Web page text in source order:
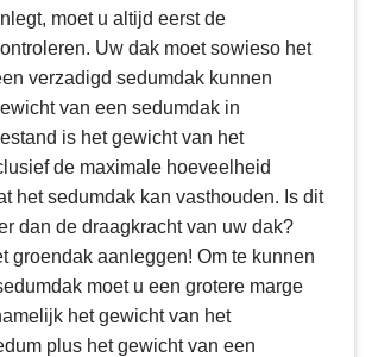
moet u altijd eerst de
Uw dak moet sowieso het
verzadigd sedumdak kunnen
van een sedumdak in
is het gewicht van het
de maximale hoeveelheid
het sedumdak kan vasthouden. Is dit
dan de draagkracht van uw dak?
groendak aanleggen! Om te kunnen
moet u een grotere marge
het gewicht van het
plus het gewicht van een